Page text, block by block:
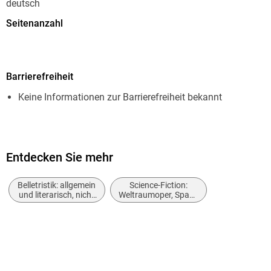
deutsch
Seitenanzahl
1,01 MB
Reihe
Peter Terrid
Perry Rhodan Redaktion
Barrierefreiheit
Keine Informationen zur Barrierefreiheit bekannt
Entdecken Sie mehr
Belletristik: allgemein
und literarisch, nicht
nach Genre
Science-Fiction:
Weltraumoper, Space
Opera